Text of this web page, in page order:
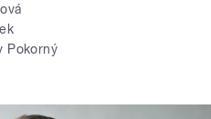
Pokorný